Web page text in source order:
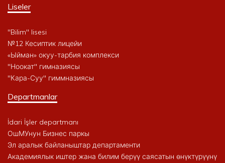
Liseler
"Bilim" lisesi
№12 Кесиптик лицейи
«Ыйман» окуу-тарбия комплекси
"Ноокат" гимназиясы
"Кара-Суу" гиммназиясы
Departmanlar
İdari İşler departmanı
ОшМУнун Бизнес паркы
Эл аралык байланыштар департаменти
Академиялык иштер жана билим берүү саясатын өнүктүрүүнү